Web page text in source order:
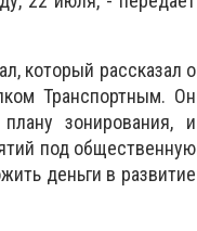
который рассказал о
Транспортным. Он
зонирования, и
под общественную
деньги в развитие